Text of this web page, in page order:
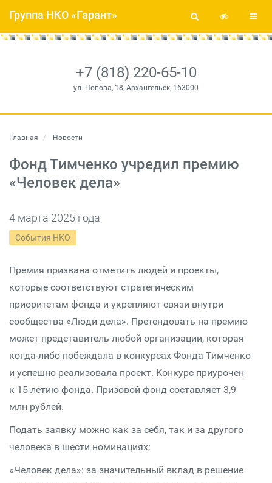
+7 (818) 220-65-10
ул. Попова, 18, Архангельск, 163000
Группа НКО «Гарант»
Главная Новости
Фонд Тимченко учредил премию
«Человек дела»
4 марта 2025 года
События НКО
Премия призвана отметить людей и проекты,
которые соответствуют стратегическим
приоритетам фонда и укрепляют связи внутри
сообщества «Люди дела». Претендовать на премию
может представитель любой организации, которая
когда-либо побеждала в конкурсах Фонда Тимченко
и успешно реализовала проект. Конкурс приурочен
к 15-летию фонда. Призовой фонд составляет 3,9
млн рублей.
Подать заявку можно как за себя, так и за другого
человека в шести номинациях:
«Человек дела»: за значительный вклад в решение